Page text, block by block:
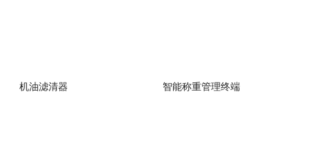
机油滤清器 智能称重管理终端